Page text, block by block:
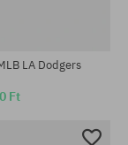
LA Dodgers
Ft